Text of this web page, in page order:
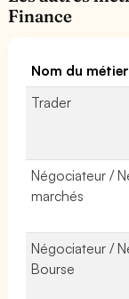
Finance
Nom du métier
Trader
Négociateur /
marchés
Négociateur /
Bourse